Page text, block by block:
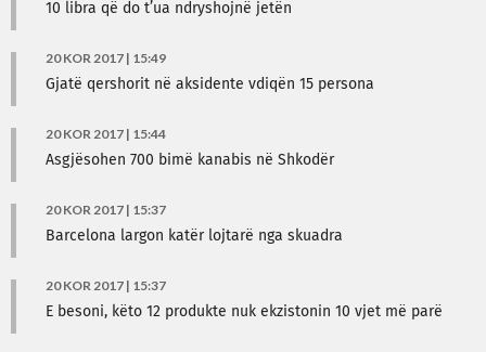
10 libra që do t’ua ndryshojnë jetën
20 KOR 2017 | 15:49
Gjatë qershorit në aksidente vdiqën 15 persona
20 KOR 2017 | 15:44
Asgjësohen 700 bimë kanabis në Shkodër
20 KOR 2017 | 15:37
Barcelona largon katër lojtarë nga skuadra
20 KOR 2017 | 15:37
E besoni, këto 12 produkte nuk ekzistonin 10 vjet më parë